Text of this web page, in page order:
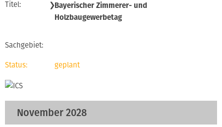
❯Bayerischer Zimmerer- und
Holzbaugewerbetag
geplant
November 2028